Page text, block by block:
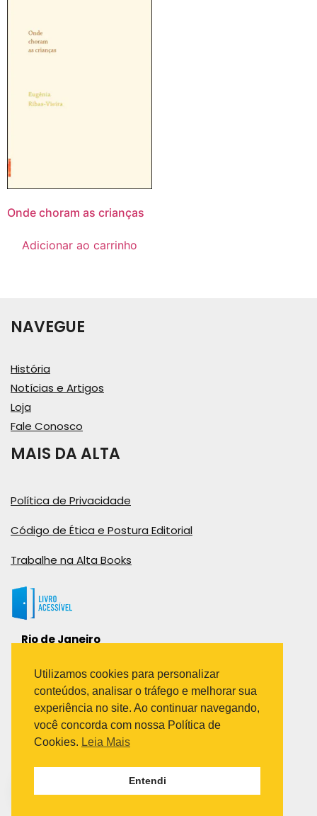
Onde choram as crianças
Adicionar ao carrinho
NAVEGUE
História
Notícias e Artigos
Loja
Fale Conosco
MAIS DA ALTA
Política de Privacidade
Código de Ética e Postura Editorial
Trabalhe na Alta Books
Rio de Janeiro
Bairro Industrial do Jacaré
Rio de Janeiro – RJ – CEP: 20970-031
Telefone:
(21) 3278-8069
(21) 3995-7512
Avenida Paulista 1636 / sala 1407
Utilizamos cookies para personalizar
conteúdos, analisar o tráfego e melhorar sua
experiência no site. Ao continuar navegando,
você concorda com nossa Política de
Cookies. Leia Mais
Entendi